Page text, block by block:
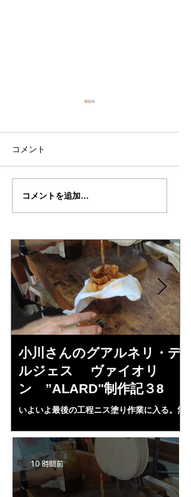
Y氏の”MESSIA"制作記
コメント
コメントを追加…
小川さんのグアルネリ・デ
ルジェス ヴァイオリ
ン ”ALARD"制作記３8
いよいよ最後の工程ニス塗り作業に入る。無
ンタイン、スパイクラヴェンダーオイル，等
等を入れ３ケ月経過、ガーゼで濾し下地ニス
として３回ほど塗る。さらにそれをアルコー
ルで取る。ホワイト状態に戻す。自宅工房で
10 時間前